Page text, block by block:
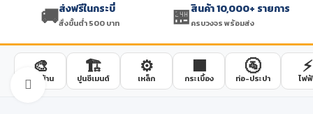
🚚ส่งฟรีในกระบี่
สั่งขั้นต่ำ 500 บาท 🏪สินค้า 10,000+ รายการ
ครบวงจร พร้อมส่ง
🎨
สีทาบ้าน
🏗️
ปูนซีเมนต์
⚙️
เหล็ก
🟫
กระเบื้อง
🚰
ท่อ-ประปา
⚡
ไฟ
Click to enlarge